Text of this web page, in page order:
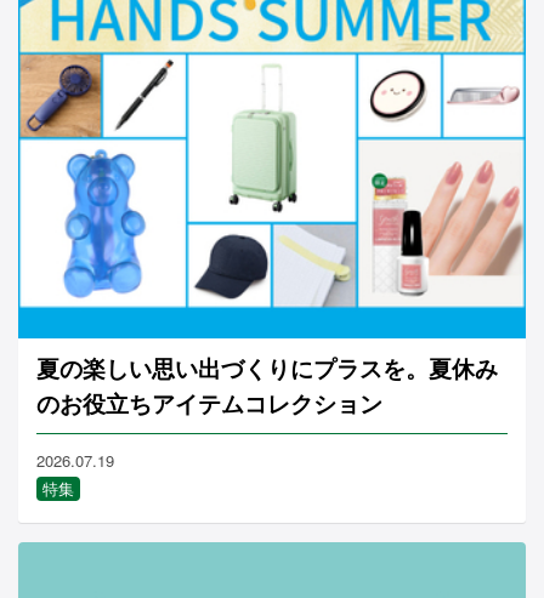
夏の楽しい思い出づくりにプラスを。夏休み
のお役立ちアイテムコレクション
2026.07.19
特集